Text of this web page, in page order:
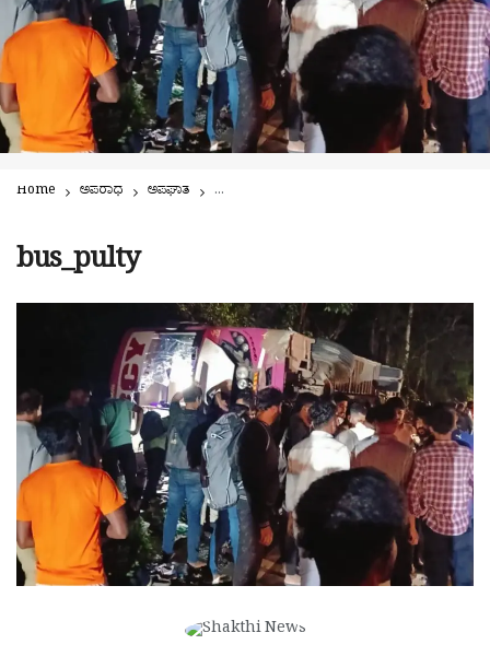
Home ಅಪರಾಧ ಅಪಘಾತ ಗುಂಡ್ಯ: ಖಾಸಗಿ ಬಸ್ ಪಲ್ಟಿ-16ಕ್ಕೂ ಹೆಚ್ಚು ಪ್ರಯಾಣಿಕರಿಗೆ
bus_pulty